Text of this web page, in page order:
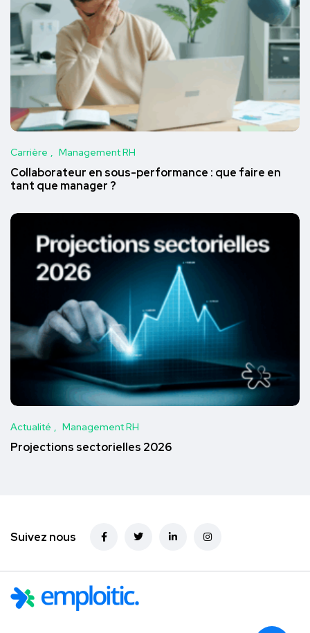
Carrière Management RH
Collaborateur en sous-performance : que faire en
tant que manager ?
Actualité Management RH
Projections sectorielles 2026
Suivez nous